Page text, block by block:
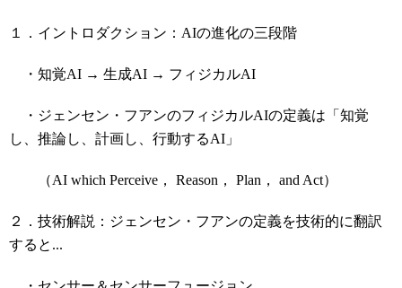
１．イントロダクション：AIの進化の三段階
・知覚AI → 生成AI → フィジカルAI
・ジェンセン・フアンのフィジカルAIの定義は「知覚
し、推論し、計画し、行動するAI」
（AI which Perceive， Reason， Plan， and Act）
２．技術解説：ジェンセン・フアンの定義を技術的に翻訳
すると...